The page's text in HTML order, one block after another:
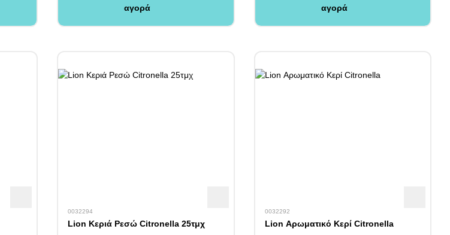
αγορά αγορά
0032294
Lion Κεριά Ρεσώ Citronella 25τμχ
0032292
Lion Αρωματικό Κερί Citronella